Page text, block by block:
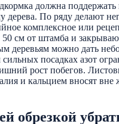
должна поддержать
дерева. По ряду делают
комплексное или
см от штамба и
деревьям можно дать
посадках азот
рост побегов.
и кальцием вносят вне
обрезкой